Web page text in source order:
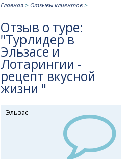
Главная > Отзывы клиентов >
Отзыв о туре:
"Турлидер в
Эльзасе и
Лотарингии -
рецепт вкусной
жизни "
Эльзас